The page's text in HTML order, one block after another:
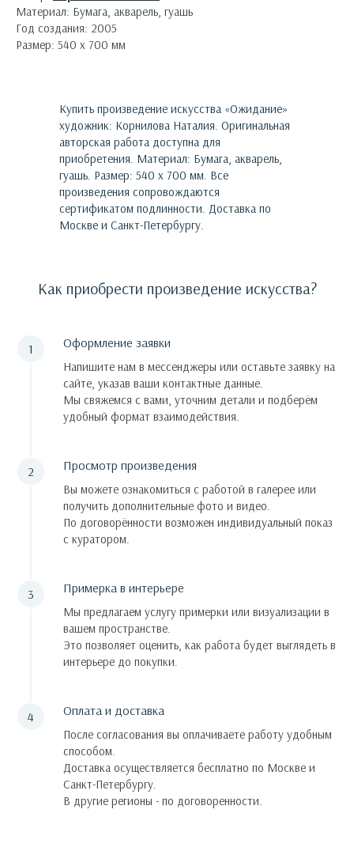
Материал: Бумага, акварель, гуашь
Год создания: 2005
Размер: 540 х 700 мм
Купить произведение искусства «Ожидание»
художник: Корнилова Наталия. Оригинальная
авторская работа доступна для
приобретения. Материал: Бумага, акварель,
гуашь. Размер: 540 х 700 мм. Все
произведения сопровождаются
сертификатом подлинности. Доставка по
Москве и Санкт-Петербургу.
Как приобрести произведение искусства?
Оформление заявки
Напишите нам в мессенджеры или оставьте заявку на
сайте, указав ваши контактные данные.
Мы свяжемся с вами, уточним детали и подберём
удобный формат взаимодействия.
Просмотр произведения
Вы можете ознакомиться с работой в галерее или
получить дополнительные фото и видео.
По договорённости возможен индивидуальный показ
с куратором.
Примерка в интерьере
Мы предлагаем услугу примерки или визуализации в
вашем пространстве.
Это позволяет оценить, как работа будет выглядеть в
интерьере до покупки.
Оплата и доставка
После согласования вы оплачиваете работу удобным
способом.
Доставка осуществляется бесплатно по Москве и
Санкт-Петербургу.
В другие регионы - по договоренности.